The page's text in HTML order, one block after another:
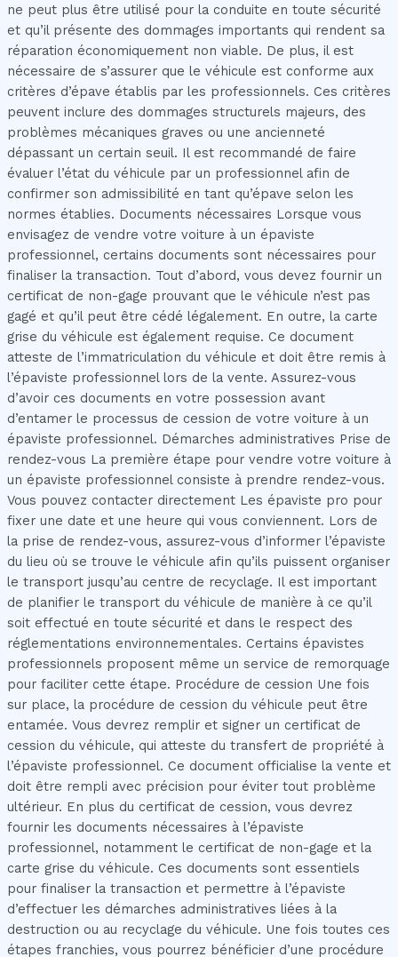
ne peut plus être utilisé pour la conduite en toute sécurité
et qu’il présente des dommages importants qui rendent sa
réparation économiquement non viable. De plus, il est
nécessaire de s’assurer que le véhicule est conforme aux
critères d’épave établis par les professionnels. Ces critères
peuvent inclure des dommages structurels majeurs, des
problèmes mécaniques graves ou une ancienneté
dépassant un certain seuil. Il est recommandé de faire
évaluer l’état du véhicule par un professionnel afin de
confirmer son admissibilité en tant qu’épave selon les
normes établies. Documents nécessaires Lorsque vous
envisagez de vendre votre voiture à un épaviste
professionnel, certains documents sont nécessaires pour
finaliser la transaction. Tout d’abord, vous devez fournir un
certificat de non-gage prouvant que le véhicule n’est pas
gagé et qu’il peut être cédé légalement. En outre, la carte
grise du véhicule est également requise. Ce document
atteste de l’immatriculation du véhicule et doit être remis à
l’épaviste professionnel lors de la vente. Assurez-vous
d’avoir ces documents en votre possession avant
d’entamer le processus de cession de votre voiture à un
épaviste professionnel. Démarches administratives Prise de
rendez-vous La première étape pour vendre votre voiture à
un épaviste professionnel consiste à prendre rendez-vous.
Vous pouvez contacter directement Les épaviste pro pour
fixer une date et une heure qui vous conviennent. Lors de
la prise de rendez-vous, assurez-vous d’informer l’épaviste
du lieu où se trouve le véhicule afin qu’ils puissent organiser
le transport jusqu’au centre de recyclage. Il est important
de planifier le transport du véhicule de manière à ce qu’il
soit effectué en toute sécurité et dans le respect des
réglementations environnementales. Certains épavistes
professionnels proposent même un service de remorquage
pour faciliter cette étape. Procédure de cession Une fois
sur place, la procédure de cession du véhicule peut être
entamée. Vous devrez remplir et signer un certificat de
cession du véhicule, qui atteste du transfert de propriété à
l’épaviste professionnel. Ce document officialise la vente et
doit être rempli avec précision pour éviter tout problème
ultérieur. En plus du certificat de cession, vous devrez
fournir les documents nécessaires à l’épaviste
professionnel, notamment le certificat de non-gage et la
carte grise du véhicule. Ces documents sont essentiels
pour finaliser la transaction et permettre à l’épaviste
d’effectuer les démarches administratives liées à la
destruction ou au recyclage du véhicule. Une fois toutes ces
étapes franchies, vous pourrez bénéficier d’une procédure